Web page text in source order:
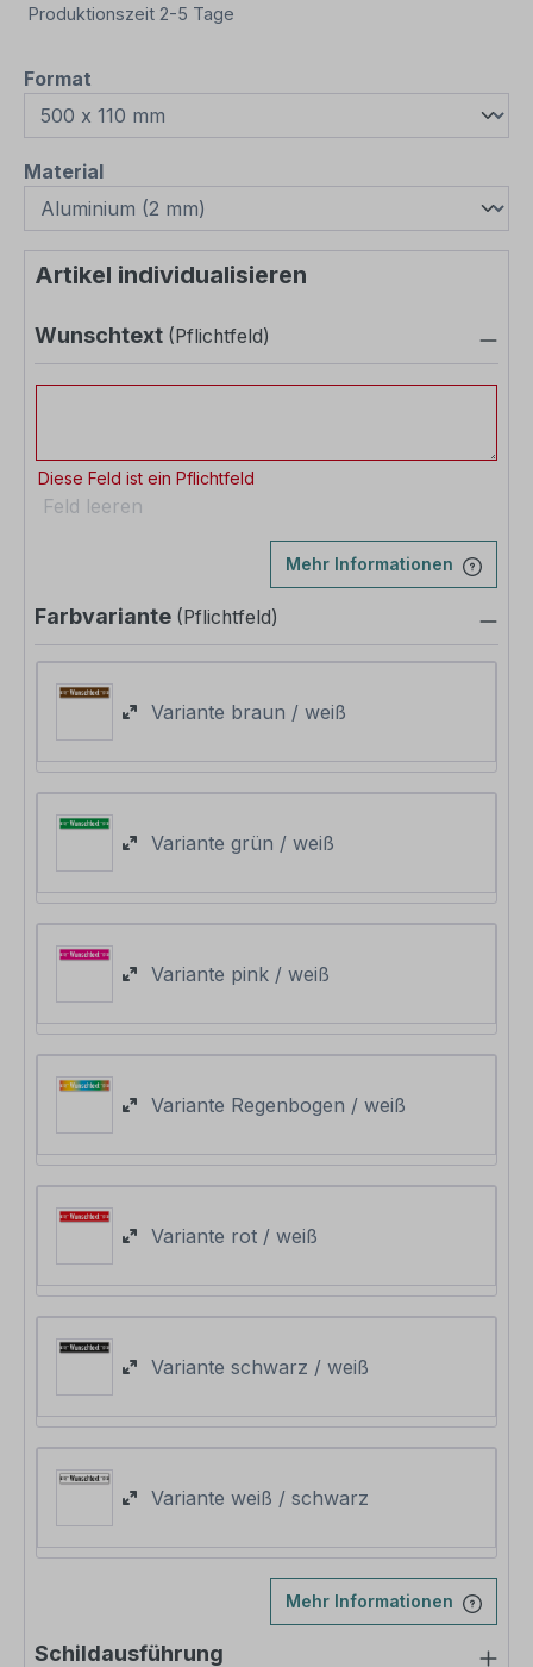
Produktionszeit 2-5 Tage
Format
Materialauswählen
Artikel individualisieren
Wunschtext (Pflichtfeld)
Diese Feld ist ein Pflichtfeld
Feld leeren
Mehr Informationen
Farbvariante (Pflichtfeld)
Variante braun / weiß
Variante grün / weiß
Variante pink / weiß
Variante Regenbogen / weiß
Variante rot / weiß
Variante schwarz / weiß
Variante weiß / schwarz
Mehr Informationen
Schildausführung